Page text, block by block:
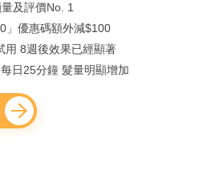
及評價No. 1
」優惠碼額外減$100
用 8週後效果已經顯著
日25分鐘 髮量明顯增加